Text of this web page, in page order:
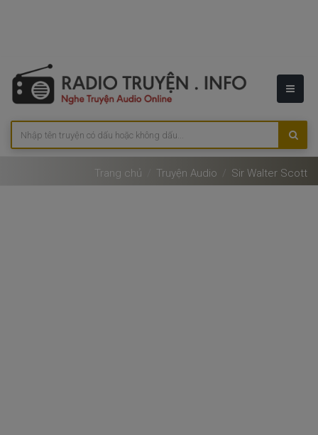
Trang chủ Truyện Audio Sir Walter Scott